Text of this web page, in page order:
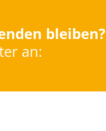
bleiben?
an: